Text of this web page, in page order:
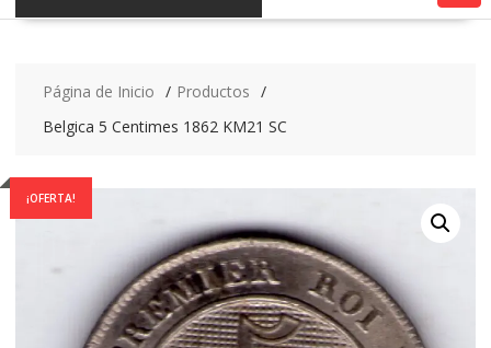
Página de Inicio
Productos
Belgica 5 Centimes 1862 KM21 SC
¡OFERTA!